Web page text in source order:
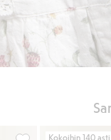
Kokoihin 140 asti